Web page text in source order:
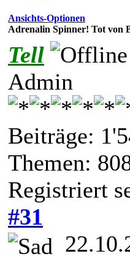
Ansichts-Optionen
Adrenalin Spinner! Tot von
Tell
Admin
Beiträge:
Themen:
Registriert
#31